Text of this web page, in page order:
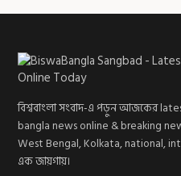
বিশ্ববাংলা সংবাদ-এ পড়ুন আজকের
bangla news online & breaking
West Bengal, Kolkata, national,
এক জায়গায়।